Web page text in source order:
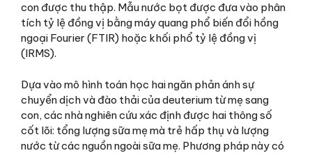
con được thu thập. Mẫu nước bọt được đưa vào phân
tích tỷ lệ đồng vị bằng máy quang phổ biến đổi hồng
ngoại Fourier (FTIR) hoặc khối phổ tỷ lệ đồng vị
(IRMS).
Dựa vào mô hình toán học hai ngăn phản ánh sự
chuyển dịch và đào thải của deuterium từ mẹ sang
con, các nhà nghiên cứu xác định được hai thông số
cốt lõi: tổng lượng sữa mẹ mà trẻ hấp thụ và lượng
nước từ các nguồn ngoài sữa mẹ. Phương pháp này có